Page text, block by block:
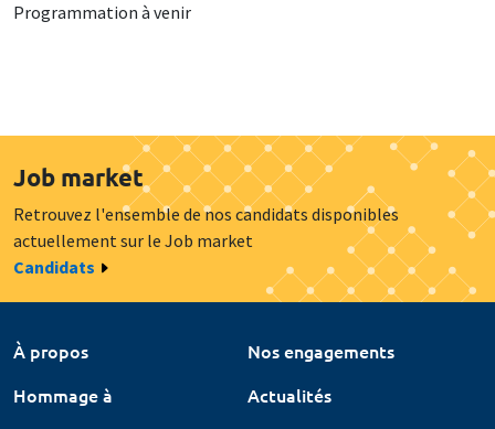
Programmation à venir
Job market
Retrouvez l'ensemble de nos candidats disponibles
actuellement sur le Job market
Candidats
À propos
Nos engagements
Hommage à
Actualités